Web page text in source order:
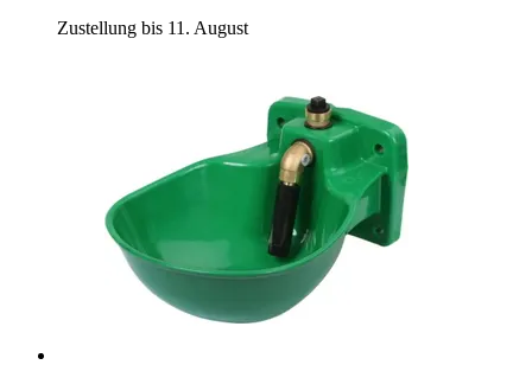
Zustellung bis 11. August